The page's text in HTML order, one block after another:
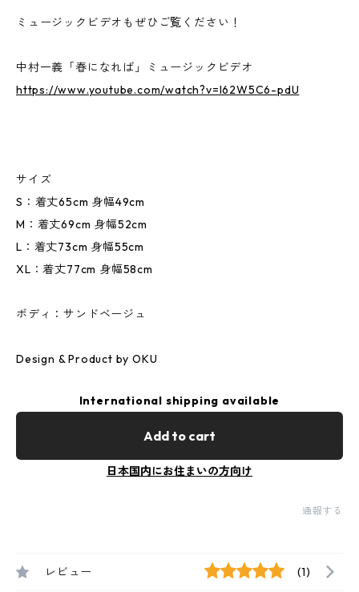
ミュージックビデオもぜひご覧ください！
中村一義「春になれば」ミュージックビデオ
https://www.youtube.com/watch?v=l62W5C6-pdU
サイズ
S：着丈65cm 身幅49cm
M：着丈69cm 身幅52cm
L：着丈73cm 身幅55cm
XL：着丈77cm 身幅58cm
ボディ：サンドベージュ
Design & Product by OKU
International shipping available
Add to cart
日本国内にお住まいの方向け
通報する
レビュー (1)